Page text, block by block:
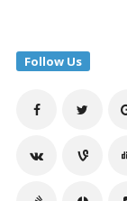
Follow Us